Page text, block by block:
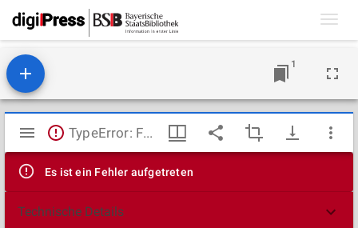
1
Mirador
Viewer
TypeError: Failed to fetch
Es ist ein Fehler aufgetreten
Technische Details